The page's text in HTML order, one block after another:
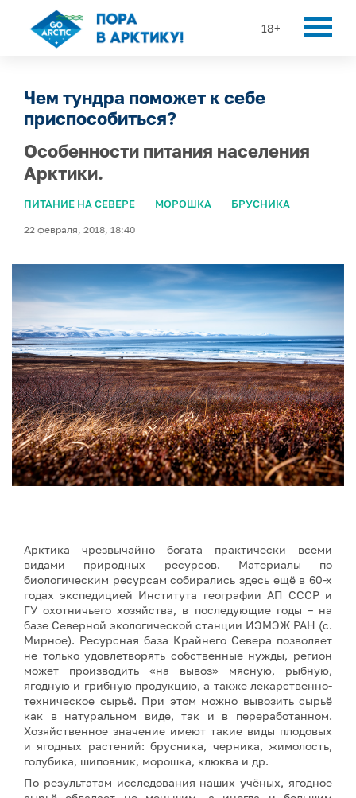
18+
Чем тундра поможет к себе
приспособиться?
Особенности питания населения
Арктики.
ПИТАНИЕ НА СЕВЕРЕ МОРОШКА БРУСНИКА
22 февраля, 2018, 18:40
Арктика чрезвычайно богата практически всеми
видами природных ресурсов. Материалы по
биологическим ресурсам собирались здесь ещё в 60-х
годах экспедицией Института географии АП СССР и
ГУ охотничьего хозяйства, в последующие годы – на
базе Северной экологической станции ИЭМЭЖ РАН (с.
Мирное). Ресурсная база Крайнего Севера позволяет
не только удовлетворять собственные нужды, регион
может производить «на вывоз» мясную, рыбную,
ягодную и грибную продукцию, а также лекарственно-
техническое сырьё. При этом можно вывозить сырьё
как в натуральном виде, так и в переработанном.
Хозяйственное значение имеют такие виды плодовых
и ягодных растений: брусника, черника, жимолость,
голубика, шиповник, морошка, клюква и др.
По результатам исследования наших учёных, ягодное